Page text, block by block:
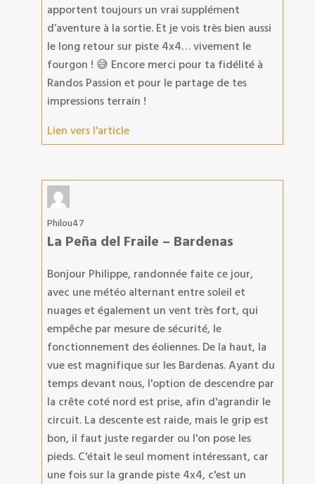
apportent toujours un vrai supplément
d’aventure à la sortie. Et je vois très bien aussi
le long retour sur piste 4x4… vivement le
fourgon ! 😅 Encore merci pour ta fidélité à
Randos Passion et pour le partage de tes
impressions terrain !
Lien vers l'article
Philou47
La Peña del Fraile – Bardenas
Bonjour Philippe, randonnée faite ce jour,
avec une météo alternant entre soleil et
nuages et également un vent très fort, qui
empêche par mesure de sécurité, le
fonctionnement des éoliennes. De la haut, la
vue est magnifique sur les Bardenas. Ayant du
temps devant nous, l'option de descendre par
la crête coté nord est prise, afin d'agrandir le
circuit. La descente est raide, mais le grip est
bon, il faut juste regarder ou l'on pose les
pieds. C'était le seul moment intéressant, car
une fois sur la grande piste 4x4, c'est un